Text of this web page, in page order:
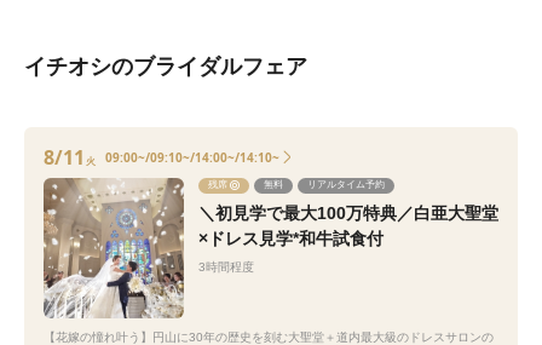
イチオシのブライダルフェア
8/11 火 09:00~/09:10~/14:00~/14:10~
残席 無料 リアルタイム予約
＼初見学で最大100万特典／白亜大聖堂
×ドレス見学*和牛試食付
3時間程度
【花嫁の憧れ叶う】円山に30年の歴史を刻む大聖堂＋道内最大級のドレスサロンの